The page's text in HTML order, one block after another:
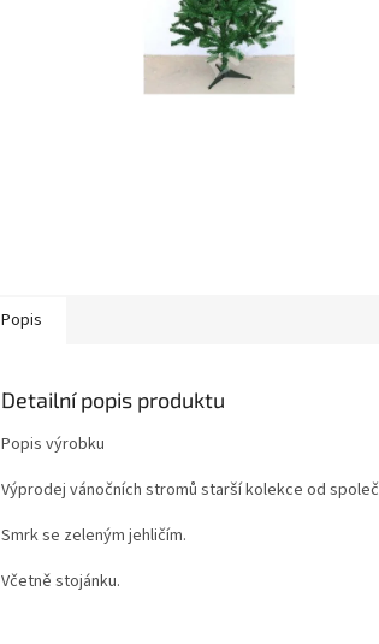
Popis
Detailní popis produktu
Popis výrobku
Výprodej vánočních stromů starší kolekce od
Smrk se zeleným jehličím.
Včetně stojánku.